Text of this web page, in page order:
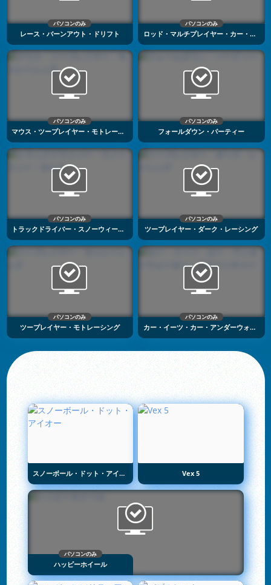
パソコンのみ
レース・バーンアウト・ドリフト
パソコンのみ
ロッド・マルチプレイヤー・カー・ドライビング
パソコンのみ
マウス・ツープレイヤー・モトレーシング
パソコンのみ
フォールダウン・パーティー
パソコンのみ
トラックドライバー・スノーウィー・ロード
パソコンのみ
ツープレイヤー・ダーク・レーシング
パソコンのみ
ツープレイヤー・モトレーシング
パソコンのみ
カー・イーツ・カー・アンダーウォーター・アドベンチャー
スノーボール・ドット・アイオー Vex 5
パソコンのみ
ハッピーホイール